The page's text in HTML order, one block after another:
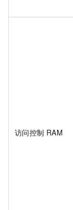
访问控制 RAM